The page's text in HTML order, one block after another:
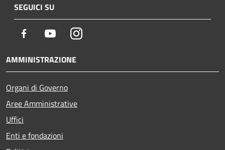
SEGUICI SU
Facebook YoutubeInstagram
AMMINISTRAZIONE
Organi di Governo
Aree Amministrative
Uffici
Enti e fondazioni